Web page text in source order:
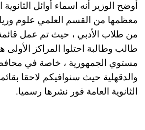
أوضح الوزير أنه اسماء أوائل الثانوية
معظمها من القسم العلمي علوم
طالب وطالبة احتلوا المراكز الأولى
مستوي الجمهورية ، خاصة في
والدقهلية حيث سنوافيكم لاحقا
الثانوية العامة فور نشرها رسميا.